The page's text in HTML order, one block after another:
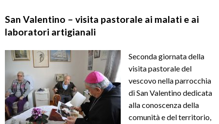
San Valentino – visita pastorale ai malati e ai
laboratori artigianali
Seconda giornata della
visita pastorale del
vescovo nella parrocchia
di San Valentino dedicata
alla conoscenza della
comunità e del territorio,